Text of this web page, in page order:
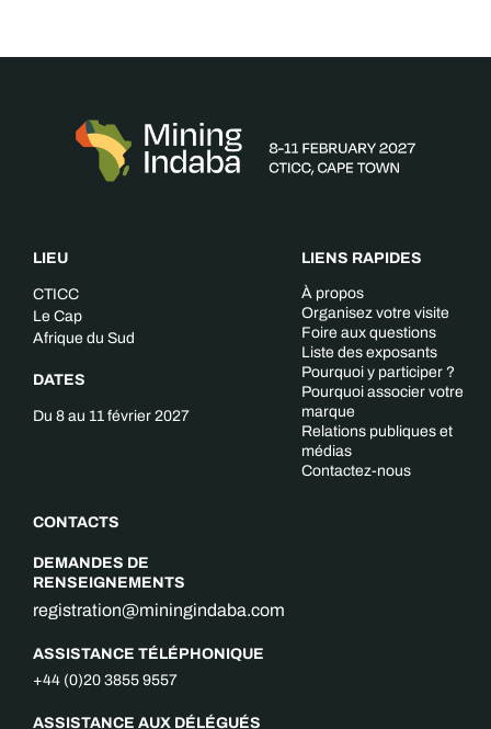
LIEU
CTICC
Le Cap
Afrique du Sud
DATES
Du 8 au 11 février 2027
CONTACTS
DEMANDES DE
RENSEIGNEMENTS
registration@miningindaba.com
ASSISTANCE TÉLÉPHONIQUE
+44 (0)20 3855 9557
ASSISTANCE AUX DÉLÉGUÉS
LIENS RAPIDES
À propos
Organisez votre visite
Foire aux questions
Liste des exposants
Pourquoi y participer ?
Pourquoi associer votre
marque
Relations publiques et
médias
Contactez-nous